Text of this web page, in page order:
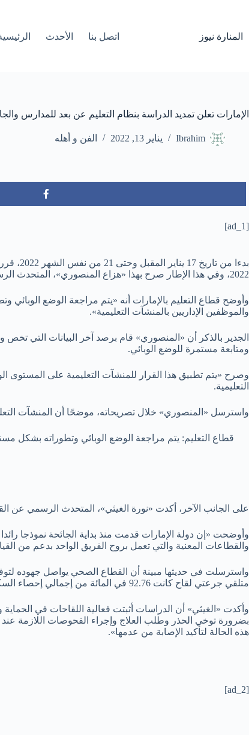
المنارة نيوز اتصل بنا الأحدث
الإمارات تعلن تمديد الدراسة بنظام التعليم عن بعد للمدارس
Ibrahim يناير 13, 2022 الفن و أهله
[ad_1]
2022، وفي هذا الإطار صرح بهذا «هزاع المنصوري»، المتحدث الرسمي للقطاع التعليمي بالإمارات خلال أحدث تصريحاته الإعلامية.
وأوضح قطاع التعليم بالإمارات أنه «يتم مراجعة الوضع
والموظفين الإداريين بالمنشآت التعليمية».
الجدير بالذكر أن «المنصوري» قام برصد آخر البيانات التي
ومتابعة مستمرة للوضع الوبائي.
وصرح «يتم تطبيق هذا القرار للمنشآت التعليمية على المستوى
التعليمية.
واسترسل «المنصوري» خلال تصريحاته، موضحًا أن المنشآت
قطاع التعليم: يتم مراجعة الوضع الوبائي وتطوراته بشكل
على الجانب الآخر، أكدت «نورة الغيثي»، المتحدث الرسمي عن
والقطاعات المعنية والتي تعمل بروح الفريق الواحد بدعم من
متلقي جرعتي لقاح كانت 92.76 في المائة من إجمالي إحصاء السكان.
وأكدت «الغيثي» أن الدراسات أثبتت فعالية اللقاحات في
هذه الحالة لتأكيد الإصابة من عدمها».
[ad_2]